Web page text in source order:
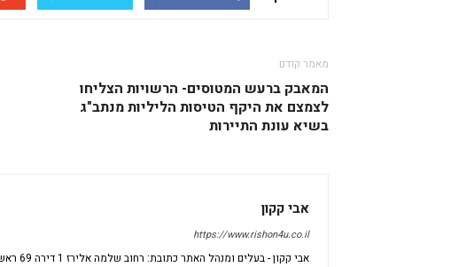
מאמר קודם
המאבק ברעש המטוסים- הרשויות הצליחו
לצמצם את היקף הטיסות הליליות מנתב"ג
בשיא עונת התיירות
אבי קקון
https://www.rishon4u.co.il
אבי קקון - בעלים ומנהל האתר כתובת: רחוב שלמה אלירז 1 דירה 69 ראשון לציון מיקוד: 7533696 ישראל